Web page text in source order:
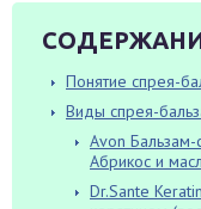
Понятие спрея-
Виды спрея-
Avon
Абрикос и
Dr.Sante